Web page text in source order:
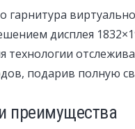
гарнитура
дисплея
технологии
подарив полную
преимущества